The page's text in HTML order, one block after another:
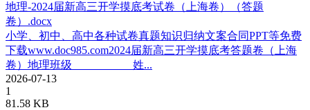
地理-2024届新高三开学摸底考试卷（上海卷）（答题
卷）.docx
小学、初中、高中各种试卷真题知识归纳文案合同PPT等免费
下载www.doc985.com2024届新高三开学摸底考答题卷（上海
卷）地理班级___________姓...
2026-07-13
1
81.58 KB